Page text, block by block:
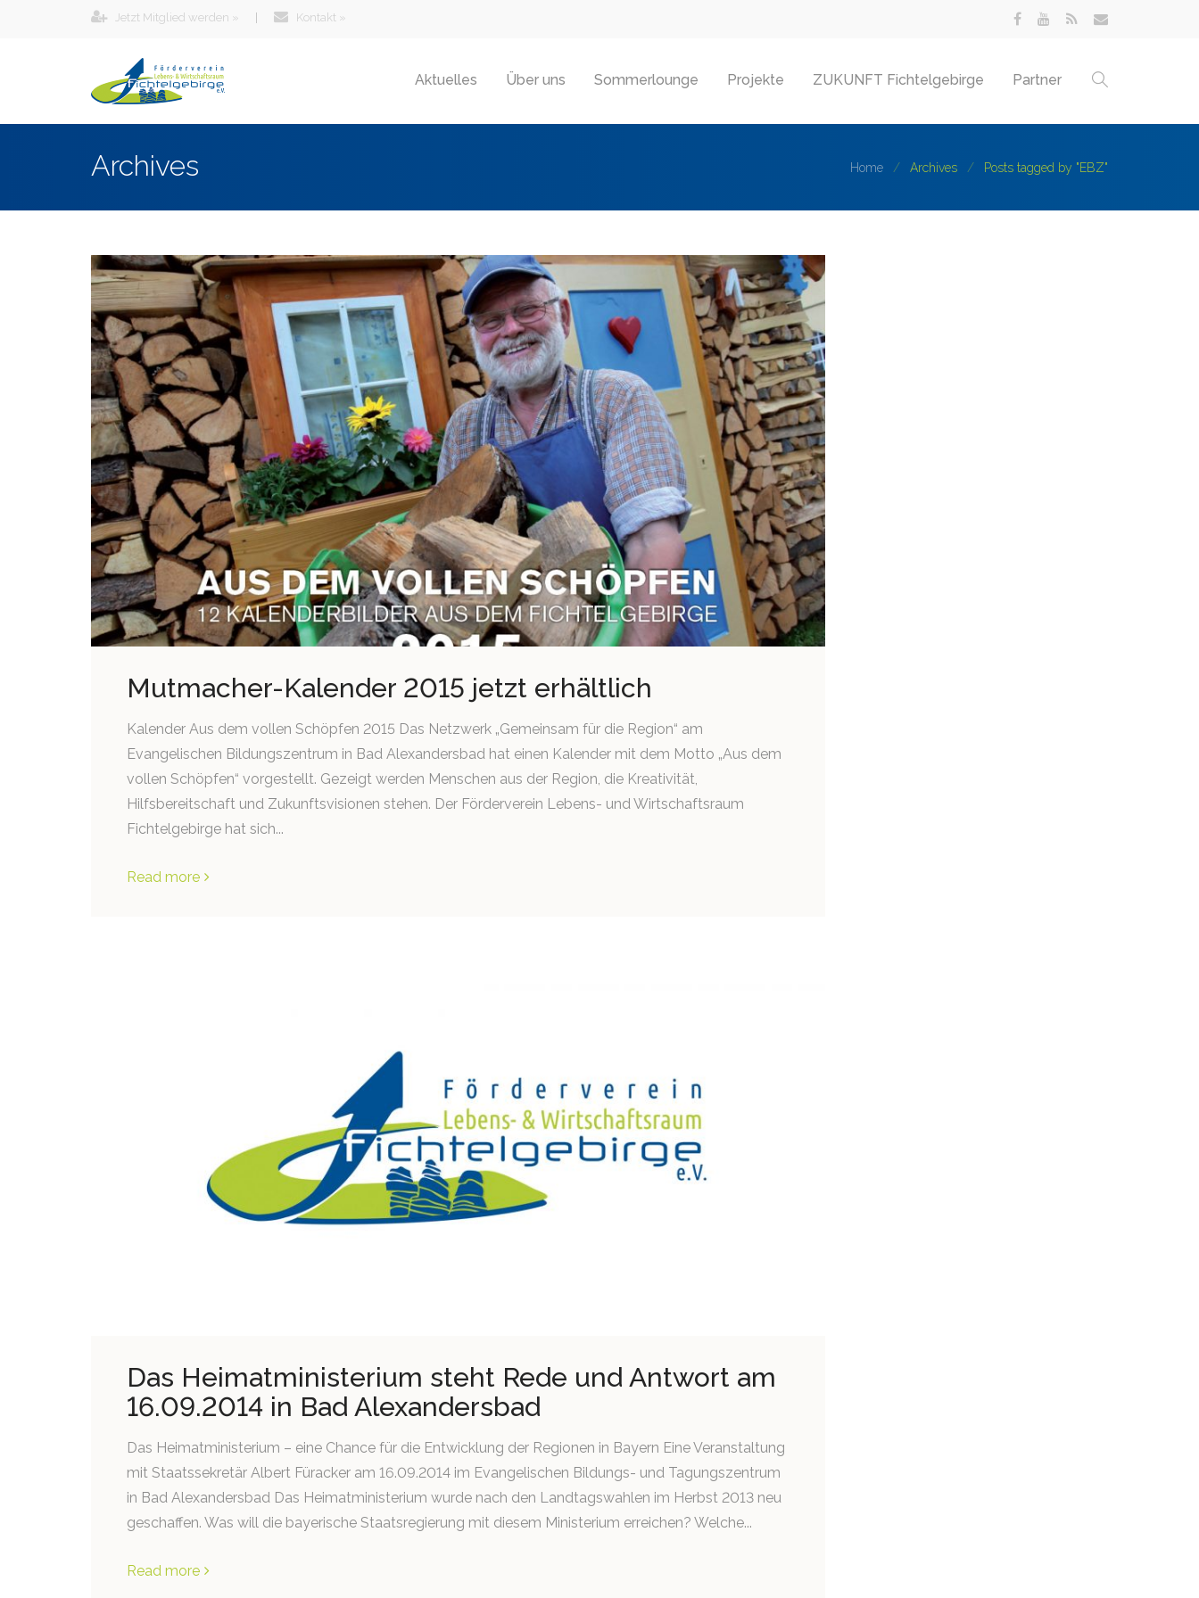
Jetzt Mitglied werden » Kontakt »
Aktuelles Über uns Sommerlounge Projekte ZUKUNFT Fichtelgebirge Partner
Archives Home Archives Posts tagged by "EBZ"
Mutmacher-Kalender 2015 jetzt erhältlich
Kalender Aus dem vollen Schöpfen 2015 Das Netzwerk „Gemeinsam für die Region“ am
Evangelischen Bildungszentrum in Bad Alexandersbad hat einen Kalender mit dem Motto „Aus dem
vollen Schöpfen“ vorgestellt. Gezeigt werden Menschen aus der Region, die Kreativität,
Hilfsbereitschaft und Zukunftsvisionen stehen. Der Förderverein Lebens- und Wirtschaftsraum
Fichtelgebirge hat sich...
Read more
Das Heimatministerium steht Rede und Antwort am
16.09.2014 in Bad Alexandersbad
Das Heimatministerium – eine Chance für die Entwicklung der Regionen in Bayern Eine Veranstaltung
mit Staatssekretär Albert Füracker am 16.09.2014 im Evangelischen Bildungs- und Tagungszentrum
in Bad Alexandersbad Das Heimatministerium wurde nach den Landtagswahlen im Herbst 2013 neu
geschaffen. Was will die bayerische Staatsregierung mit diesem Ministerium erreichen? Welche...
Read more